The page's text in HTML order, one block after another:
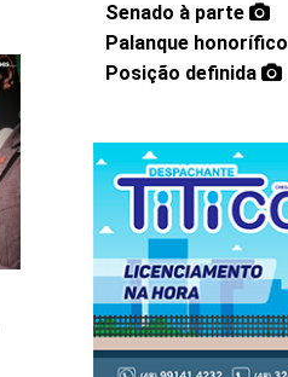
Senado à parte
Palanque honorífico
Posição definida